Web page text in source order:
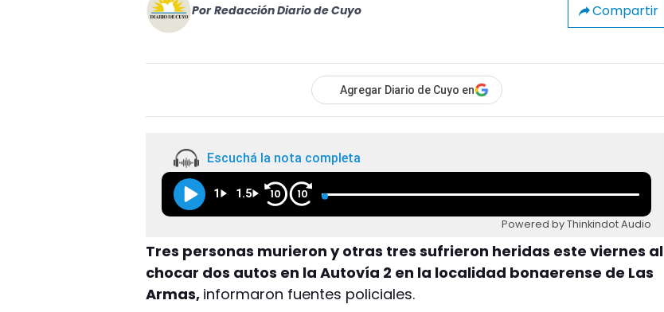
Por Redacción Diario de Cuyo Compartir
Agregar Diario de Cuyo en
Escuchá la nota completa
1 1.5 10 10
Powered by Thinkindot Audio
Tres personas murieron y otras tres sufrieron heridas este viernes al
chocar dos autos en la Autovía 2 en la localidad bonaerense de Las
Armas, informaron fuentes policiales.